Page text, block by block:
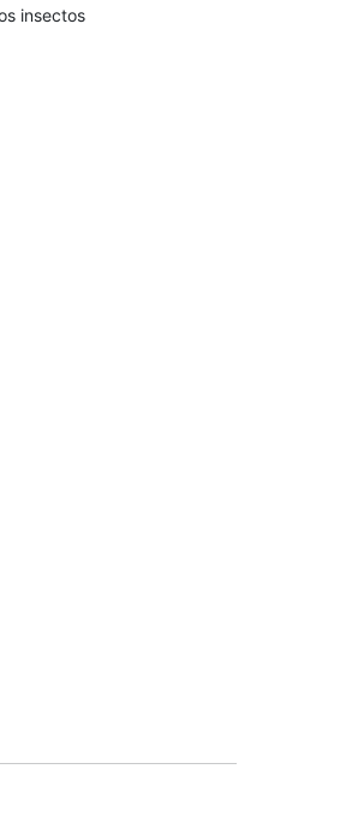
insectos